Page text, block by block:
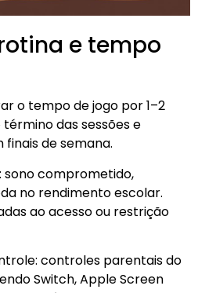
e tempo
o tempo de jogo por 1–2
das sessões e
de semana.
sono comprometido,
no rendimento escolar.
ao acesso ou restrição
controles parentais do
Switch, Apple Screen